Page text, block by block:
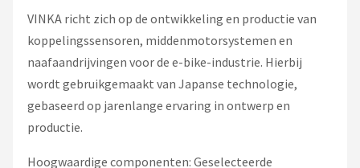
VINKA richt zich op de ontwikkeling en productie van
koppelingssensoren, middenmotorsystemen en
naafaandrijvingen voor de e-bike-industrie. Hierbij
wordt gebruikgemaakt van Japanse technologie,
gebaseerd op jarenlange ervaring in ontwerp en
productie.
Hoogwaardige componenten: Geselecteerde